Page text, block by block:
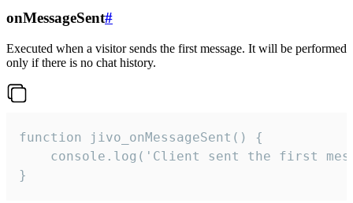
onMessageSent#
Executed when a visitor sends the first message. It will be performed
only if there is no chat history.
function jivo_onMessageSent() {
console.log('Client sent the first
}